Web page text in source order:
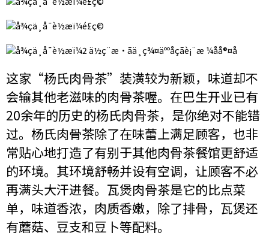
这家“杨氏肉骨茶”装潢较为新颖，味道却不
会输其他老滋味的肉骨茶喔。在巴生开业已有
20余年的历史的杨氏肉骨茶，是你绝对不能错
过。杨氏肉骨茶除了在味蕾上满足顾客，也非
常贴心地打造了有别于其他肉骨茶餐馆更舒适
的环境。其环境舒畅并设有空调，让顾客不必
再满头大汗进餐。瓦煲肉骨茶是它的比点菜
单，味道香浓，肉质香嫩，除了排骨，瓦煲还
有蘑菇、豆支和豆卜等配料。